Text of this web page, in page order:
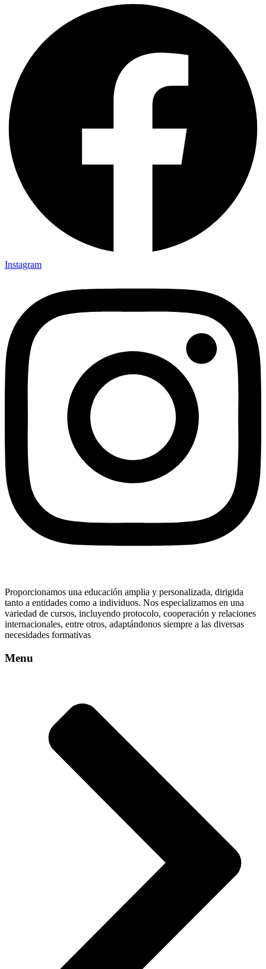
Instagram
Proporcionamos una educación amplia y personalizada, dirigida
tanto a entidades como a individuos. Nos especializamos en una
variedad de cursos, incluyendo protocolo, cooperación y relaciones
internacionales, entre otros, adaptándonos siempre a las diversas
necesidades formativas
Menu